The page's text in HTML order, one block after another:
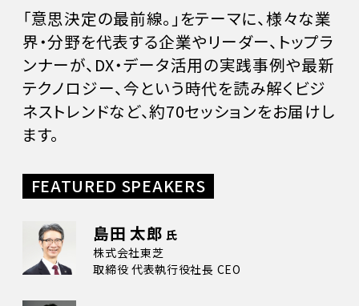
「意思決定の最前線。」をテーマに、様々な業
界・分野を代表する企業やリーダー、トップラ
ンナーが、DX・データ活用の実践事例や最新
テクノロジー、今という時代を読み解くビジ
ネストレンドなど、約70セッションをお届けし
ます。
FEATURED SPEAKERS
島田 太郎 氏
株式会社東芝
取締役 代表執行役社長 CEO